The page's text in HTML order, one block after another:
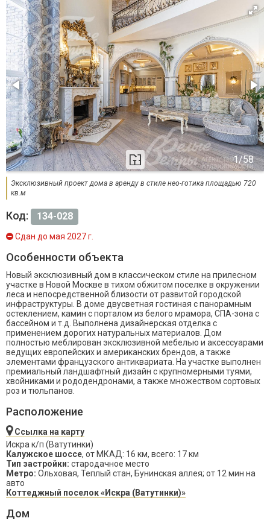
Эксклюзивный проект дома в аренду в стиле нео-готика площадью 720
кв.м
Код: 134-028
Сдан до мая 2027 г.
Особенности объекта
Новый эксклюзивный дом в классическом стиле на прилесном
участке в Новой Москве в тихом обжитом поселке в окружении
леса и непосредственной близости от развитой городской
инфраструктуры. В доме двусветная гостиная с панорамным
остеклением, камин с порталом из белого мрамора, СПА-зона с
бассейном и т.д. Выполнена дизайнерская отделка с
применением дорогих натуральных материалов. Дом
полностью меблирован эксклюзивной мебелью и аксессуарами
ведущих европейских и американских брендов, а также
элементами французского антиквариата. На участке выполнен
премиальный ландшафтный дизайн с крупномерными туями,
хвойниками и рододендронами, а также множеством сортовых
роз и тюльпанов.
Расположение
Ссылка на карту
Искра к/п (Ватутинки)
Калужское шоссе, от МКАД: 16 км, всего: 17 км
Тип застройки: стародачное место
Метро: Ольховая, Теплый стан, Бунинская аллея; от 12 мин на
авто
Коттеджный поселок «Искра (Ватутинки)»
Дом